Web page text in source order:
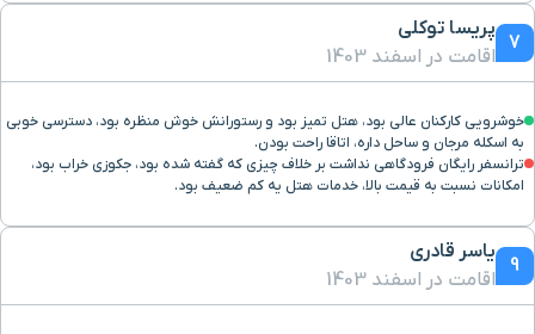
7
پریسا توکلی
اقامت در اسفند 1403
خوشرویی کارکنان عالی بود، هتل تمیز بود و رستورانش خوش منظره بود، دسترسی خوبی
به اسکله مرجان و ساحل داره، اتاقا راحت بودن.
ترانسفر رایگان فرودگاهی نداشت بر خلاف چیزی که گفته شده بود، جکوزی خراب بود،
امکانات نسبت به قیمت بالا، خدمات هتل یه کم ضعیف بود.
9
یاسر قادری
اقامت در اسفند 1403